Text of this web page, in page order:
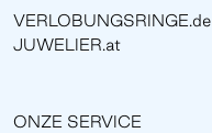
VERLOBUNGSRINGE.de
JUWELIER.at
ONZE SERVICE